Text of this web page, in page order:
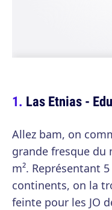
Las Etnias -
Allez bam, on
grande fresque du
m². Représentant
continents, on la
feinte pour les JO